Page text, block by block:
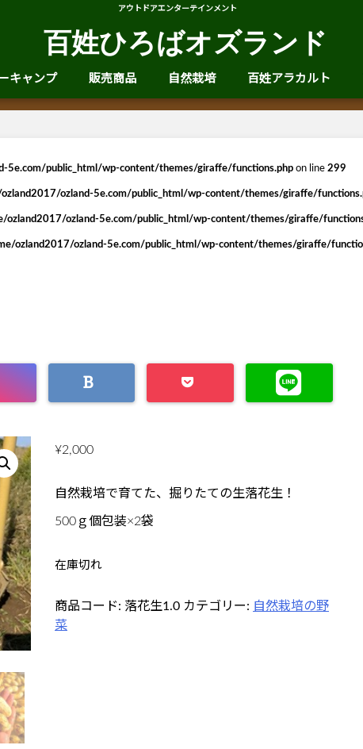
アウトドアエンターテインメント
百姓ひろばオズランド
キャンプ 販売商品 自然栽培 百姓アラカルト
5e.com/public_html/wp-content/themes/giraffe/functions.php on line 299
ozland-5e.com/public_html/wp-content/themes/giraffe/
ozland2017/ozland-5e.com/public_html/wp-content/themes/giraffe/
ozland2017/ozland-5e.com/public_html/wp-content/themes/giraffe/
¥2,000
自然栽培で育てた、掘りたての生落花生！
500ｇ個包装×2袋
在庫切れ
商品コード: 落花生1.0 カテゴリー: 自然栽培の野
菜